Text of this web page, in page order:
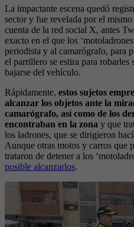
La impactante escena quedó
sector y fue revelada por el
cuenta de la red social X, antes
exacto en el que los
periodista y al camarógrafo, para
el parrillero se estira para robarles
bajarse del vehículo.
Rápidamente, estos sujetos
alcanzar los objetos ante la
camarógrafo, así como de los
encontraban en la zona y que
los ladrones, que se dirigieron
Aunque otras motos y carros que
trataron de detener a los
posible alcanzarlos.